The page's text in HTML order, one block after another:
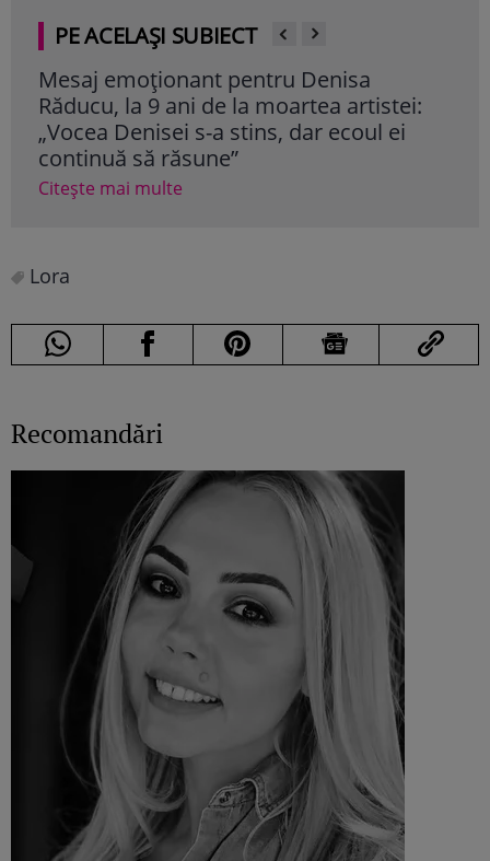
PE ACELAȘI SUBIECT
Mesaj emoționant pentru Denisa
Răducu, la 9 ani de la moartea artistei:
„Vocea Denisei s-a stins, dar ecoul ei
continuă să răsune”
Citește mai multe
Lora
Recomandări